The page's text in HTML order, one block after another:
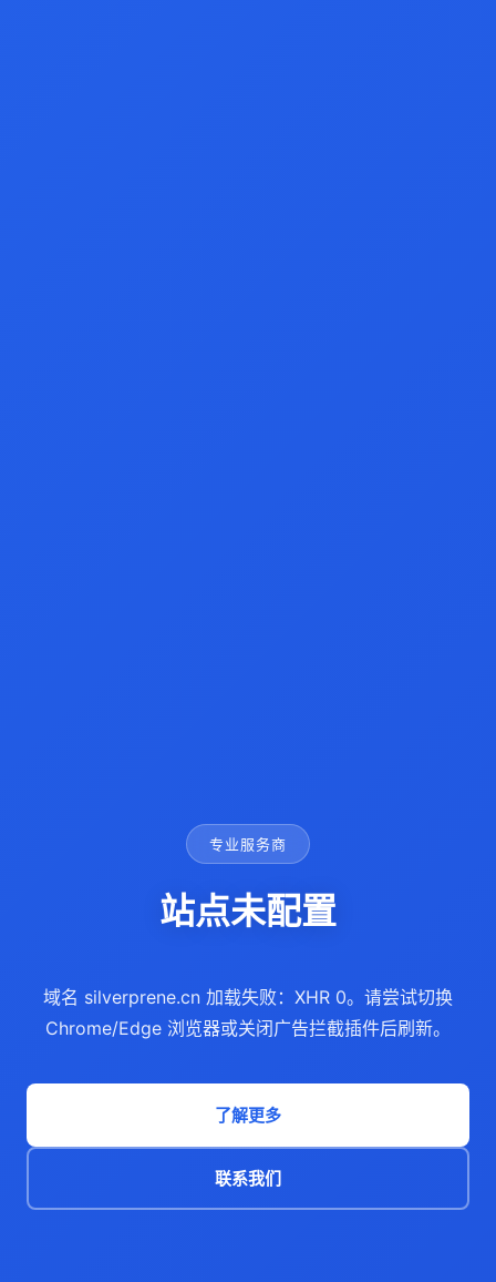
专业服务商
站点未配置
域名 silverprene.cn 加载失败：XHR 0。请尝试切换
Chrome/Edge 浏览器或关闭广告拦截插件后刷新。
了解更多
联系我们